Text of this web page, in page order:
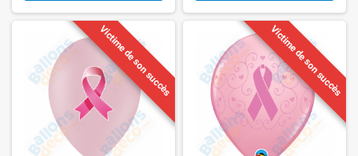
Victime de son succès Victime de son succès